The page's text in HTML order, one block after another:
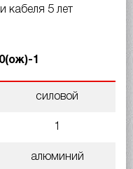
кабеля 5 лет
1
силовой
1
алюминий